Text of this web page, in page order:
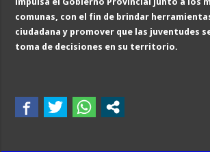
comunas, con el fin de brindar
ciudadana y promover que las juventudes
toma de decisiones en su territorio.